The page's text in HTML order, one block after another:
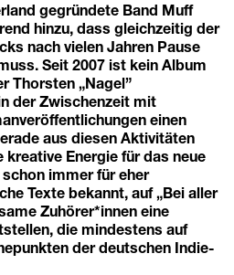
gegründete Band Muff
hinzu, dass gleichzeitig der
nach vielen Jahren Pause
Seit 2007 ist kein Album
Thorsten „Nagel”
der Zwischenzeit mit
einen
aus diesen Aktivitäten
Energie für das neue
immer für eher
Texte bekannt, auf „Bei aller
Zuhörer*innen eine
die mindestens auf
der deutschen Indie-